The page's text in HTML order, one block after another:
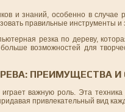
и знаний, особенно в
правильные инструменты
резка по дереву,
возможностей для
ПРЕИМУЩЕСТВА И
важную роль. Эта
привлекательный вид